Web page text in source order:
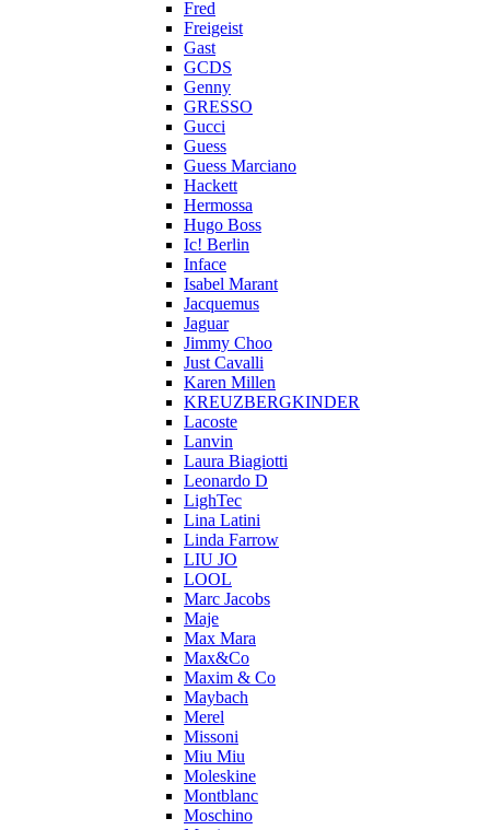
Fred
Freigeist
Gast
GCDS
Genny
GRESSO
Gucci
Guess
Guess Marciano
Hackett
Hermossa
Hugo Boss
Ic! Berlin
Inface
Isabel Marant
Jacquemus
Jaguar
Jimmy Choo
Just Cavalli
Karen Millen
KREUZBERGKINDER
Lacoste
Lanvin
Laura Biagiotti
Leonardo D
LighTec
Lina Latini
Linda Farrow
LIU JO
LOOL
Marc Jacobs
Maje
Max Mara
Max&Co
Maxim & Co
Maybach
Merel
Missoni
Miu Miu
Moleskine
Montblanc
Moschino